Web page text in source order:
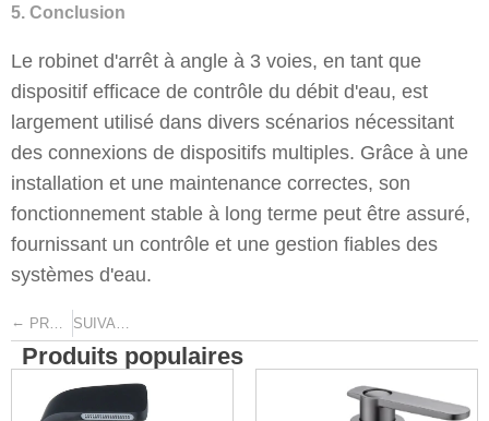
5. Conclusion
Le robinet d'arrêt à angle à 3 voies, en tant que
dispositif efficace de contrôle du débit d'eau, est
largement utilisé dans divers scénarios nécessitant
des connexions de dispositifs multiples. Grâce à une
installation et une maintenance correctes, son
fonctionnement stable à long terme peut être assuré,
fournissant un contrôle et une gestion fiables des
systèmes d'eau.
← PRÉCÉDENT SUIVANT
Produits populaires